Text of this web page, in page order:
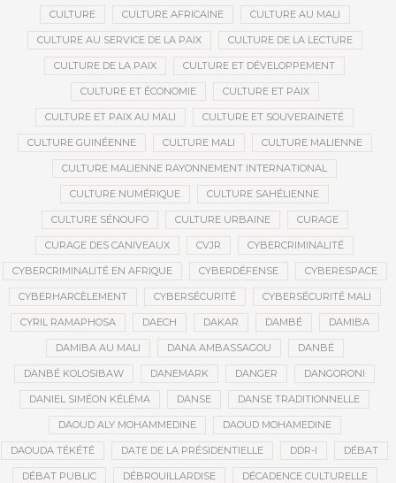
CULTURE CULTURE AFRICAINE CULTURE AU MALI
CULTURE AU SERVICE DE LA PAIX CULTURE DE LA LECTURE
CULTURE DE LA PAIX CULTURE ET DÉVELOPPEMENT
CULTURE ET ÉCONOMIE CULTURE ET PAIX
CULTURE ET PAIX AU MALI CULTURE ET SOUVERAINETÉ
CULTURE GUINÉENNE CULTURE MALI CULTURE MALIENNE
CULTURE MALIENNE RAYONNEMENT INTERNATIONAL
CULTURE NUMÉRIQUE CULTURE SAHÉLIENNE
CULTURE SÉNOUFO CULTURE URBAINE CURAGE
CURAGE DES CANIVEAUX CVJR CYBERCRIMINALITÉ
CYBERCRIMINALITÉ EN AFRIQUE CYBERDÉFENSE CYBERESPACE
CYBERHARCÈLEMENT CYBERSÉCURITÉ CYBERSÉCURITÉ MALI
CYRIL RAMAPHOSA DAECH DAKAR DAMBÉ DAMIBA
DAMIBA AU MALI DANA AMBASSAGOU DANBÉ
DANBÉ KOLOSIBAW DANEMARK DANGER DANGORONI
DANIEL SIMÉON KÉLÉMA DANSE DANSE TRADITIONNELLE
DAOUD ALY MOHAMMEDINE DAOUD MOHAMEDINE
DAOUDA TÉKÉTÉ DATE DE LA PRÉSIDENTIELLE DDR-I DÉBAT
DÉBAT PUBLIC DÉBROUILLARDISE DÉCADENCE CULTURELLE